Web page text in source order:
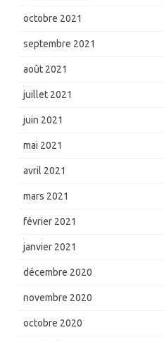
octobre 2021
septembre 2021
août 2021
juillet 2021
juin 2021
mai 2021
avril 2021
mars 2021
février 2021
janvier 2021
décembre 2020
novembre 2020
octobre 2020